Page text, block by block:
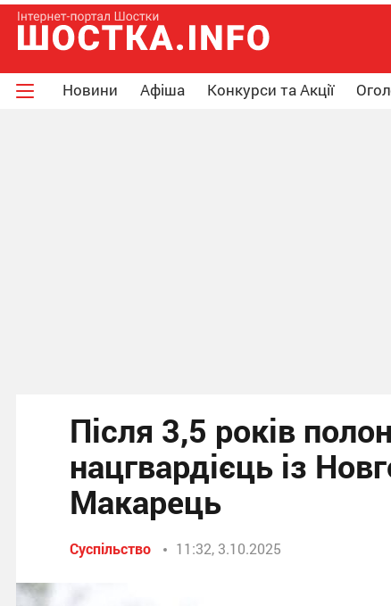
Новини Афіша Конкурси та Акції
Після 3,5 років
нацгвардієць із
Макарець
Суспільство 11:32, 3.10.2025